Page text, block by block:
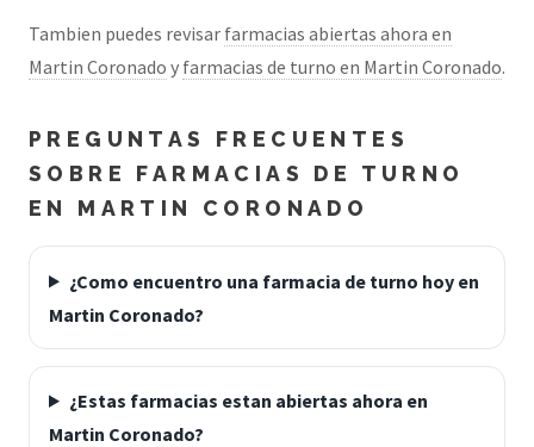
Tambien puedes revisar farmacias abiertas ahora en
Martin Coronado y farmacias de turno en Martin Coronado.
PREGUNTAS FRECUENTES
SOBRE FARMACIAS DE TURNO
EN MARTIN CORONADO
¿Como encuentro una farmacia de turno hoy en
Martin Coronado?
¿Estas farmacias estan abiertas ahora en
Martin Coronado?